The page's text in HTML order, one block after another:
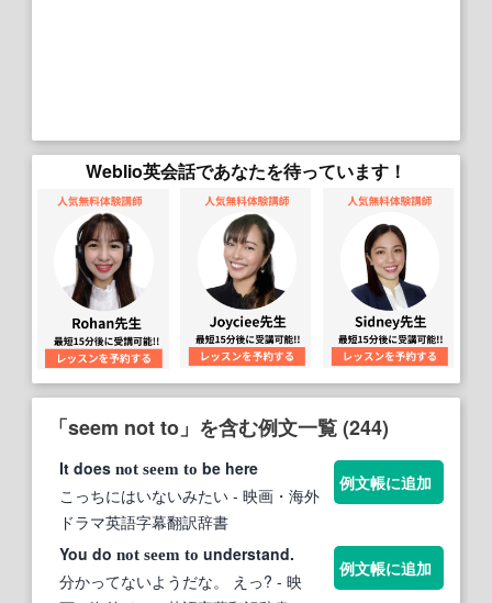
Weblio英会話であなたを待っています！
「seem not to」を含む例文一覧 (244)
It does not seem to be here
こっちにはいないみたい - 映画・海外
ドラマ英語字幕翻訳辞書
例文帳に追加
You do not seem to understand.
分かってないようだな。 えっ? - 映
例文帳に追加